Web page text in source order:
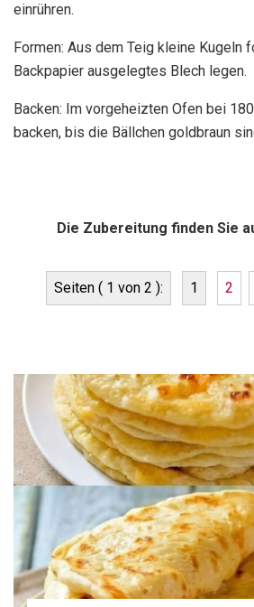
einrühren.
Formen: Aus dem Teig kleine Kugeln
Backpapier ausgelegtes Blech legen.
Backen: Im vorgeheizten Ofen bei
backen, bis die Bällchen goldbraun
Die Zubereitung finden Sie
Seiten ( 1 von 2 ): 1 2